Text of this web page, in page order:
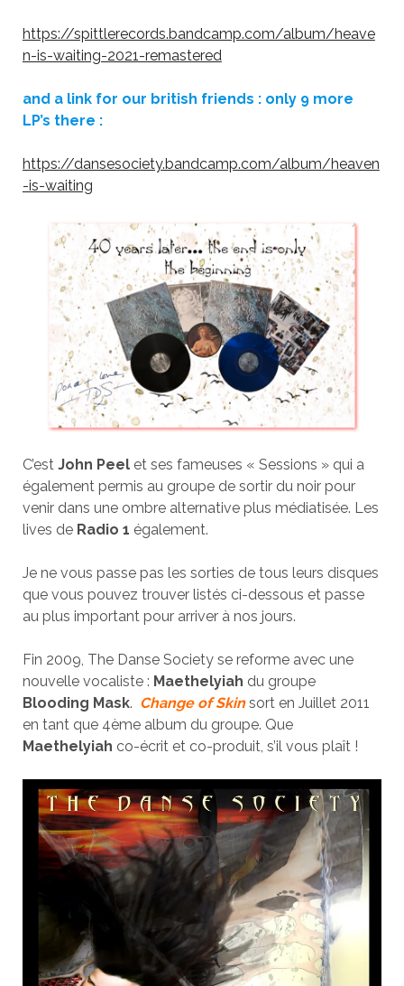
https://spittlerecords.bandcamp.com/album/heave
n-is-waiting-2021-remastered
and a link for our british friends : only 9 more
LP’s there :
https://dansesociety.bandcamp.com/album/heaven
-is-waiting
C’est John Peel et ses fameuses « Sessions » qui a
également permis au groupe de sortir du noir pour
venir dans une ombre alternative plus médiatisée. Les
lives de Radio 1 également.
Je ne vous passe pas les sorties de tous leurs disques
que vous pouvez trouver listés ci-dessous et passe
au plus important pour arriver à nos jours.
Fin 2009, The Danse Society se reforme avec une
nouvelle vocaliste : Maethelyiah du groupe
Blooding Mask. Change of Skin sort en Juillet 2011
en tant que 4ème album du groupe. Que
Maethelyiah co-écrit et co-produit, s’il vous plaît !